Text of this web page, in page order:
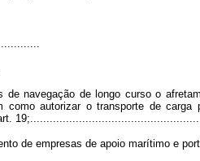
de navegação de longo curso o
como autorizar o transporte de
de empresas de apoio marítimo e